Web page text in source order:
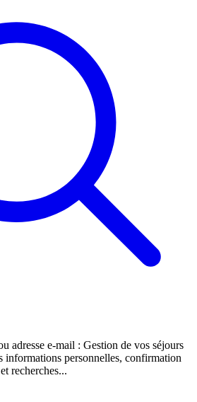
adresse e-mail : Gestion de vos séjours
informations personnelles, confirmation
recherches...